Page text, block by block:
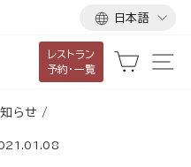
言
語
日本語
レストラン
予約・一覧
カート
らせ /